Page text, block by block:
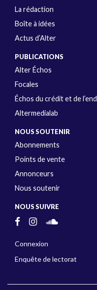
La rédaction
Boîte à idées
Actus d’Alter
PUBLICATIONS
Alter Échos
Focales
Échos du crédit et de
Altermedialab
NOUS SOUTENIR
Abonnements
Points de vente
Annonceurs
Nous soutenir
NOUS SUIVRE
Connexion
Enquête de lectorat